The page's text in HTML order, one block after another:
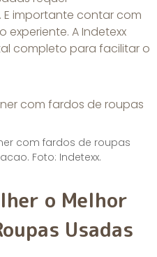
importante contar com
A Indetexx
completo para facilitar o
com fardos de roupas
Foto: Indetexx.
o Melhor
Usadas